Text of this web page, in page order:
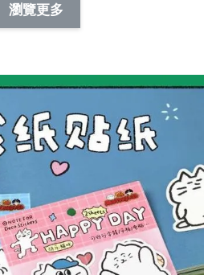
NT$ 19.00
NT$ 66.00
加入購物車
瀏覽更多